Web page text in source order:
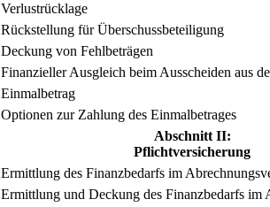
Verlustrücklage
Rückstellung für Überschussbeteiligung
Deckung von Fehlbeträgen
Finanzieller Ausgleich beim Ausscheiden aus
Einmalbetrag
Optionen zur Zahlung des Einmalbetrages
Abschnitt II:
Pflichtversicherung
Ermittlung des Finanzbedarfs im
Ermittlung und Deckung des Finanzbedarfs im